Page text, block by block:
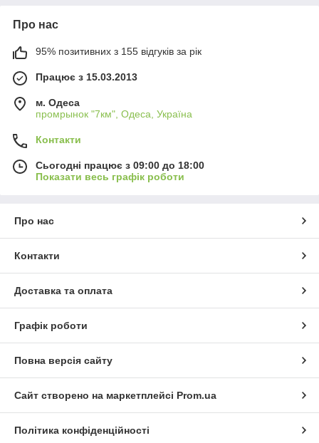
Про нас
95% позитивних з 155 відгуків за рік
Працює з 15.03.2013
м. Одеса
промрынок "7км", Одеса, Україна
Контакти
Сьогодні працює з 09:00 до 18:00
Показати весь графік роботи
Про нас
Контакти
Доставка та оплата
Графік роботи
Повна версія сайту
Сайт створено на маркетплейсі Prom.ua
Політика конфіденційності